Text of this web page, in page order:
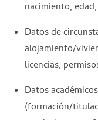
nacimiento,
Datos de
alojamiento/
licencias,
Datos
(formación/